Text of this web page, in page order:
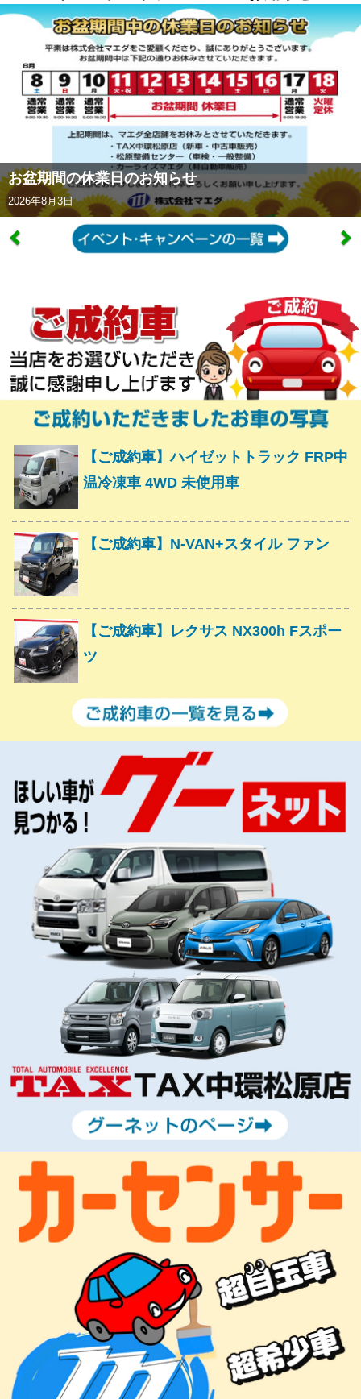
お盆期間の休業日のお知らせ
2026年8月3日
【ご成約車】ハイゼットトラック FRP中
温冷凍車 4WD 未使用車
【ご成約車】N-VAN+スタイル ファン
【ご成約車】レクサス NX300h Fスポー
ツ